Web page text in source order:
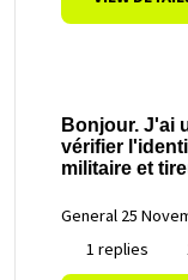
Bonjour. J'ai
vérifier
militaire et
General 25
1 replies